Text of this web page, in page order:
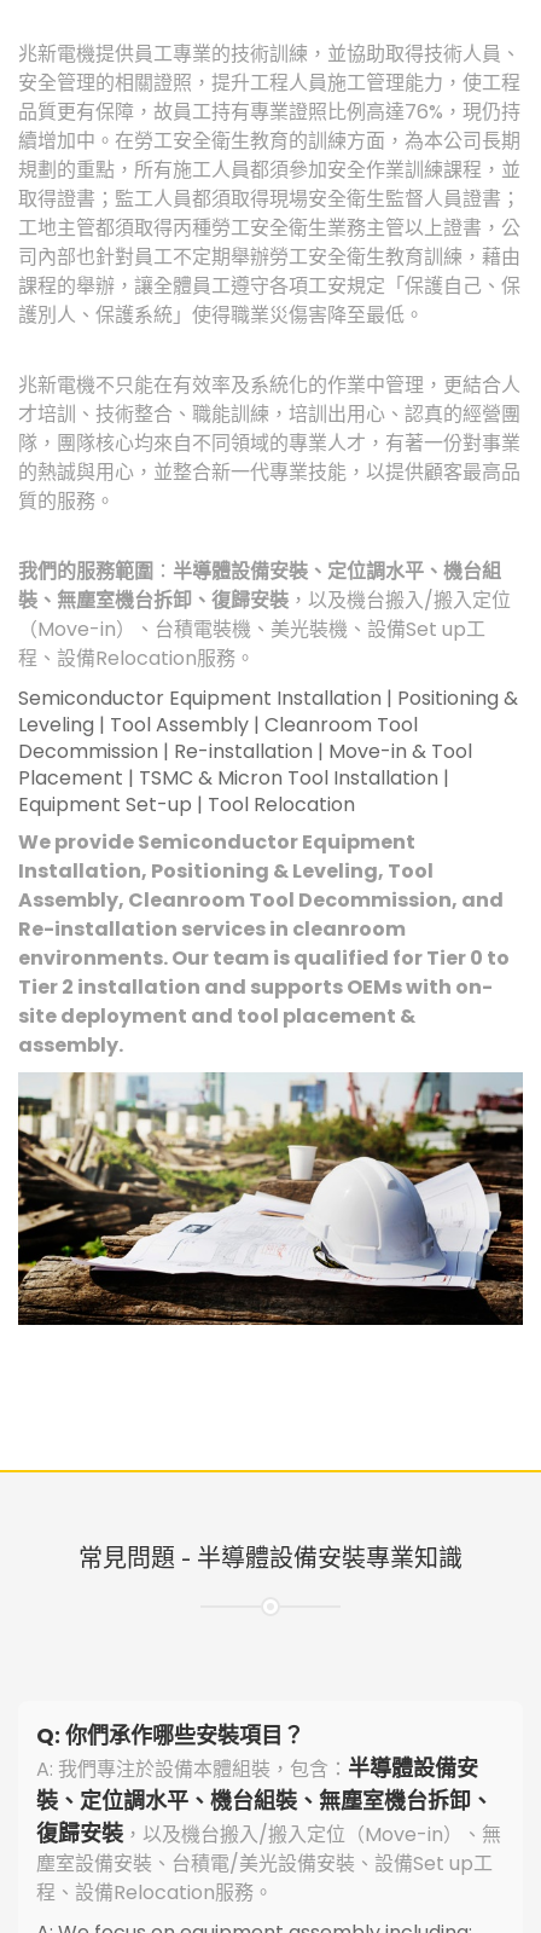
兆新電機提供員工專業的技術訓練，並協助取得技術人員、
安全管理的相關證照，提升工程人員施工管理能力，使工程
品質更有保障，故員工持有專業證照比例高達76%，現仍持
續增加中。在勞工安全衛生教育的訓練方面，為本公司長期
規劃的重點，所有施工人員都須參加安全作業訓練課程，並
取得證書；監工人員都須取得現場安全衛生監督人員證書；
工地主管都須取得丙種勞工安全衛生業務主管以上證書，公
司內部也針對員工不定期舉辦勞工安全衛生教育訓練，藉由
課程的舉辦，讓全體員工遵守各項工安規定「保護自己、保
護別人、保護系統」使得職業災傷害降至最低。
兆新電機不只能在有效率及系統化的作業中管理，更結合人
才培訓、技術整合、職能訓練，培訓出用心、認真的經營團
隊，團隊核心均來自不同領域的專業人才，有著一份對事業
的熱誠與用心，並整合新一代專業技能，以提供顧客最高品
質的服務。
我們的服務範圍 ： 半導體設備安裝、定位調水平、機台組
裝、無塵室機台拆卸、復歸安裝 ，以及機台搬入/搬入定位
（Move-in）、台積電裝機、美光裝機、設備Set up工
程、設備Relocation服務。
Semiconductor Equipment Installation | Positioning &
Leveling | Tool Assembly | Cleanroom Tool
Decommission | Re-installation | Move-in & Tool
Placement | TSMC & Micron Tool Installation |
Equipment Set-up | Tool Relocation
We provide Semiconductor Equipment
Installation, Positioning & Leveling, Tool
Assembly, Cleanroom Tool Decommission, and
Re-installation services in cleanroom
environments. Our team is qualified for Tier 0 to
Tier 2 installation and supports OEMs with on-
site deployment and tool placement &
assembly.
常見問題 - 半導體設備安裝專業知識
Q: 你們承作哪些安裝項目？
A: 我們專注於設備本體組裝，包含： 半導體設備安
裝、定位調水平、機台組裝、無塵室機台拆卸、
復歸安裝，以及機台搬入/搬入定位（Move-in）、無
塵室設備安裝、台積電/美光設備安裝、設備Set up工
程、設備Relocation服務。